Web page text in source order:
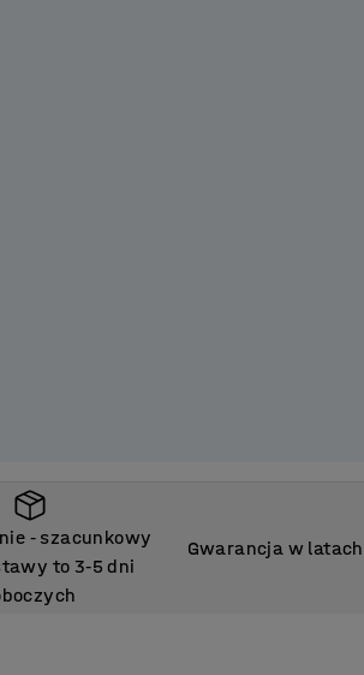
Podstawa unosi szafę ponad
jest polecane zwłaszcza do
‑szacunkowy
to 3‑5 dni
Gwarancja w